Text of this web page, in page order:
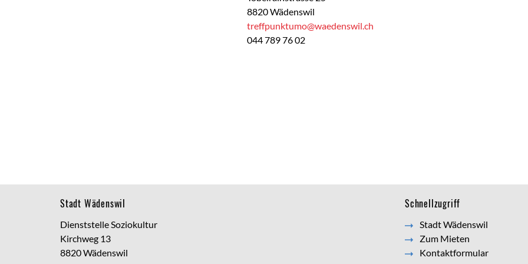
8820 Wädenswil
treffpunktumo@waedenswil.ch
044 789 76 02
Stadt Wädenswil
Dienststelle Soziokultur
Kirchweg 13
8820 Wädenswil
Schnellzugriff
Stadt Wädenswil
Zum Mieten
Kontaktformular